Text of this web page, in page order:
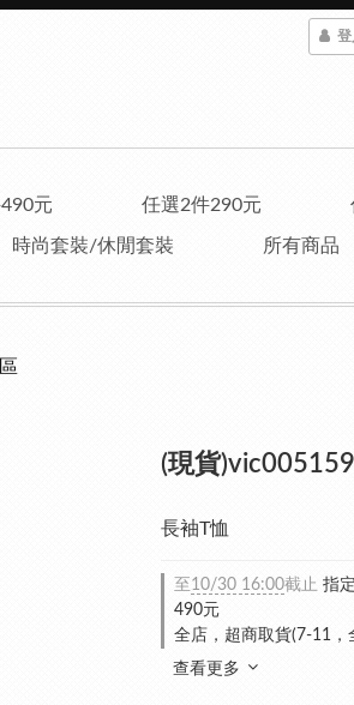
登
元 任選2件290元
時尚套裝/休閒套裝 所有商品
(現貨
長袖T恤
至 10/30 16:00截止 指
490元
全店，超商取貨(7-11，
查看更多